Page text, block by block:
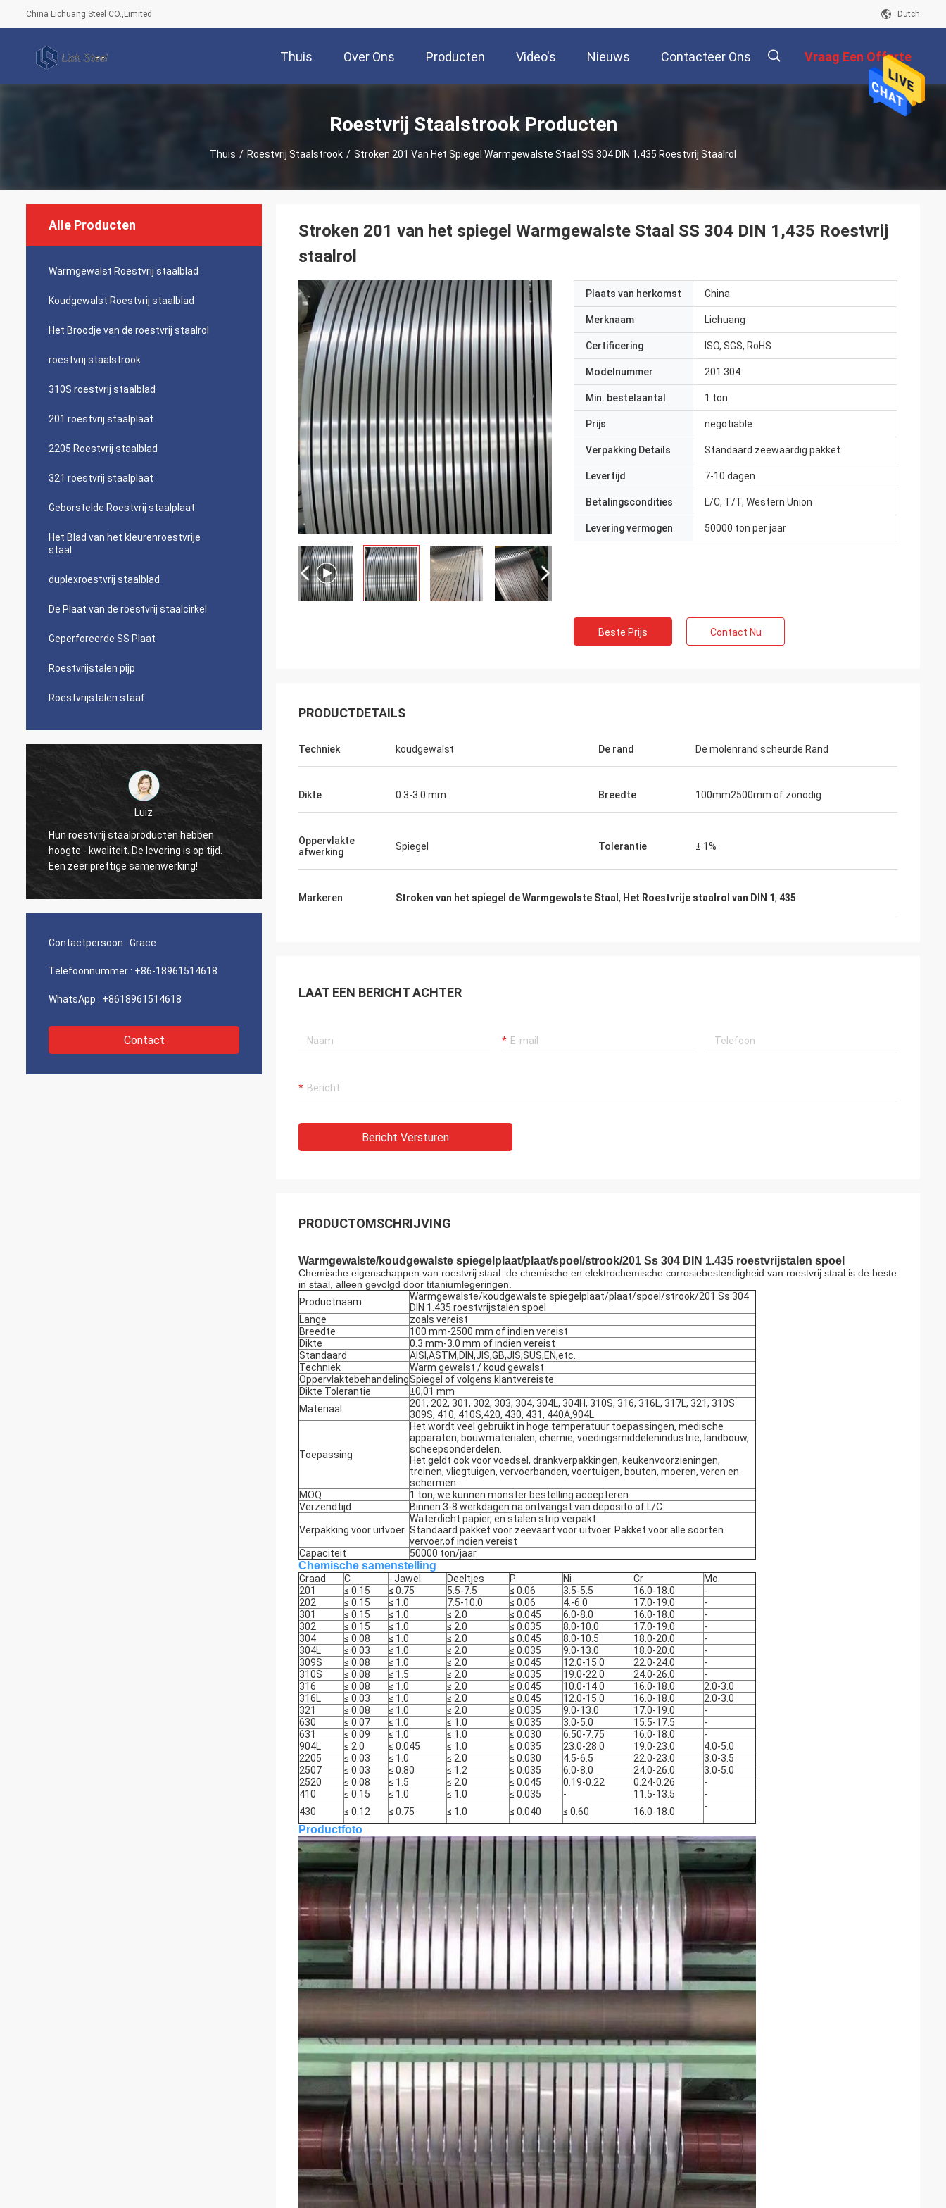
Laat een bericht achter We bellen je snel terug!
VERZENDEN
China Lichuang Steel CO.,Limited Dutch
Thuis Over Ons Producten Video's Nieuws Contacteer Ons Vraag Een Offerte
Aan
Roestvrij Staalstrook Producten
Thuis / Roestvrij Staalstrook / Stroken 201 Van Het Spiegel Warmgewalste Staal SS 304 DIN 1,435 Roestvrij Staalrol
Alle Producten
Warmgewalst Roestvrij staalblad
Koudgewalst Roestvrij staalblad
Het Broodje van de roestvrij staalrol
roestvrij staalstrook
310S roestvrij staalblad
201 roestvrij staalplaat
2205 Roestvrij staalblad
321 roestvrij staalplaat
Geborstelde Roestvrij staalplaat
Het Blad van het kleurenroestvrije
staal
duplexroestvrij staalblad
De Plaat van de roestvrij staalcirkel
Geperforeerde SS Plaat
Roestvrijstalen pijp
Roestvrijstalen staaf
hebben
is op tijd.
Paul
Uw bedrijfkwaliteit is werkelijk goed, tot nu
heb ik nul gebrekkig tarief ontmoet.
Hopelijk zult u deze goede voorwaarde
houden! Dank.
Eric
de waarschijnlijkheid van succes. Daarom
Contactpersoon : Grace
Telefoonnummer : +86-18961514618
WhatsApp : +8618961514618
Contact
Stroken 201 van het spiegel Warmgewalste Staal SS 304 DIN 1,435 Roestvrij
staalrol
Plaats van herkomst China
Merknaam Lichuang
Certificering ISO, SGS, RoHS
Modelnummer 201.304
Min. bestelaantal 1 ton
Prijs negotiable
Verpakking Details Standaard zeewaardig pakket
Levertijd 7-10 dagen
Betalingscondities L/C, T/T, Western Union
Levering vermogen 50000 ton per jaar
Beste Prijs Contact Nu
PRODUCTDETAILS
Techniek koudgewalst De rand De molenrand scheurde Rand
Dikte 0.3-3.0 mm Breedte 100mm2500mm of zonodig
Oppervlakte
afwerking
Spiegel Tolerantie ± 1%
Markeren Stroken van het spiegel de Warmgewalste Staal , Het Roestvrije staalrol van DIN 1, 435
LAAT EEN BERICHT ACHTER
Bericht Versturen
PRODUCTOMSCHRIJVING
Warmgewalste/koudgewalste spiegelplaat/plaat/spoel/strook/201 Ss 304 DIN 1.435 roestvrijstalen spoel
Chemische eigenschappen van roestvrij staal: de chemische en elektrochemische corrosiebestendigheid van roestvrij staal is de beste
in staal, alleen gevolgd door titaniumlegeringen.
Productnaam
Warmgewalste/koudgewalste spiegelplaat/plaat/spoel/strook/201 Ss 304
DIN 1.435 roestvrijstalen spoel
Lange
zoals vereist
Breedte
100 mm-2500 mm of indien vereist
Dikte
0.3 mm-3.0 mm of indien vereist
Standaard
AISI,ASTM,DIN,JIS,GB,JIS,SUS,EN,etc.
Techniek
Warm gewalst / koud gewalst
OppervlaktebehandelingSpiegel of volgens klantvereiste
Dikte Tolerantie
±0,01 mm
Materiaal
201, 202, 301, 302, 303, 304, 304L, 304H, 310S, 316, 316L, 317L, 321, 310S
309S, 410, 410S,420, 430, 431, 440A,904L
Toepassing
Het wordt veel gebruikt in hoge temperatuur toepassingen, medische
apparaten, bouwmaterialen, chemie, voedingsmiddelenindustrie, landbouw,
scheepsonderdelen.
Het geldt ook voor voedsel, drankverpakkingen, keukenvoorzieningen,
treinen, vliegtuigen, vervoerbanden, voertuigen, bouten, moeren, veren en
schermen.
MOQ
1 ton, we kunnen monster bestelling accepteren.
Verzendtijd
Binnen 3-8 werkdagen na ontvangst van deposito of L/C
Verpakking voor uitvoer
Waterdicht papier, en stalen strip verpakt.
Standaard pakket voor zeevaart voor uitvoer. Pakket voor alle soorten
vervoer,of indien vereist
Capaciteit
50000 ton/jaar
Chemische samenstelling
Graad C - Jawel. Deeltjes P Ni Cr
Mo.
201
≤ 0.15 ≤ 0.75 5.5-7.5 ≤ 0.06 3.5-5.5 16.0-18.0
-
202
≤ 0.15 ≤ 1.0 7.5-10.0 ≤ 0.06 4.-6.0 17.0-19.0
-
301
≤ 0.15 ≤ 1.0 ≤ 2.0 ≤ 0.045 6.0-8.0 16.0-18.0
-
302
≤ 0.15 ≤ 1.0 ≤ 2.0 ≤ 0.035 8.0-10.0 17.0-19.0
-
304
≤ 0.08 ≤ 1.0 ≤ 2.0 ≤ 0.045 8.0-10.5 18.0-20.0
-
304L
≤ 0.03 ≤ 1.0 ≤ 2.0 ≤ 0.035 9.0-13.0 18.0-20.0
-
309S
≤ 0.08 ≤ 1.0 ≤ 2.0 ≤ 0.045 12.0-15.0 22.0-24.0
-
310S
≤ 0.08 ≤ 1.5 ≤ 2.0 ≤ 0.035 19.0-22.0 24.0-26.0
-
316
≤ 0.08 ≤ 1.0 ≤ 2.0 ≤ 0.045 10.0-14.0 16.0-18.0
2.0-3.0
316L
≤ 0.03 ≤ 1.0 ≤ 2.0 ≤ 0.045 12.0-15.0 16.0-18.0
2.0-3.0
321
≤ 0.08 ≤ 1.0 ≤ 2.0 ≤ 0.035 9.0-13.0 17.0-19.0
-
630
≤ 0.07 ≤ 1.0 ≤ 1.0 ≤ 0.035 3.0-5.0 15.5-17.5
-
631
≤ 0.09 ≤ 1.0 ≤ 1.0 ≤ 0.030 6.50-7.75 16.0-18.0
-
904L
≤ 2.0 ≤ 0.045 ≤ 1.0 ≤ 0.035 23.0-28.0 19.0-23.0
4.0-5.0
2205
≤ 0.03 ≤ 1.0 ≤ 2.0 ≤ 0.030 4.5-6.5 22.0-23.0
3.0-3.5
2507
≤ 0.03 ≤ 0.80 ≤ 1.2 ≤ 0.035 6.0-8.0 24.0-26.0
3.0-5.0
2520
≤ 0.08 ≤ 1.5 ≤ 2.0 ≤ 0.045 0.19-0.22 0.24-0.26
-
410
≤ 0.15 ≤ 1.0 ≤ 1.0 ≤ 0.035 - 11.5-13.5
-
430
≤ 0.12 ≤ 0.75 ≤ 1.0 ≤ 0.040 ≤ 0.60 16.0-18.0 -
Productfoto